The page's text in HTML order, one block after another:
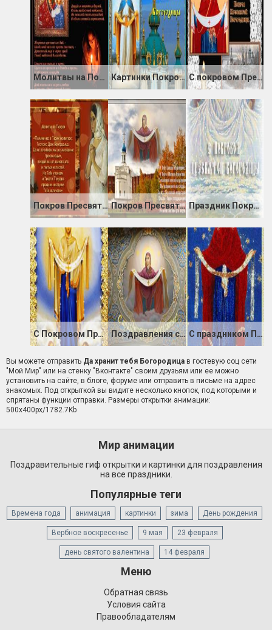
Молитвы на Покров Пресвятой Богородицы Картинки Покров Пресвятой Богородицы С покровом Пресвятой Богородицы поздравления
Покров Пресвятой Богородицы молитва Покров Пресвятой Богородицы картинка Праздник Покрова Пресвятой Богородицы
С Покровом Пресвятой Богородицы анимация Поздравления с Покровом Пресвятой Богородицы С праздником Покров
Вы можете отправить Да хранит тебя Богородица в гостевую соц сети
"Мой Мир" или на стенку "Вконтакте" своим друзьям или ее можно
установить на сайте, в блоге, форуме или отправить в письме на адрес
знакомых. Под открыткой вы видите несколько кнопок, под которыми и
спрятаны функции отправки. Размеры открытки анимации:
500x400px/1782.7Kb
Мир анимации
Поздравительные гиф открытки и картинки для поздравления
на все праздники.
Популярные теги
Времена года анимация картинки зима День рождения
Вербное воскресенье 9 мая 23 февраля
день святого валентина 14 февраля
Меню
Обратная связь
Условия сайта
Правообладателям